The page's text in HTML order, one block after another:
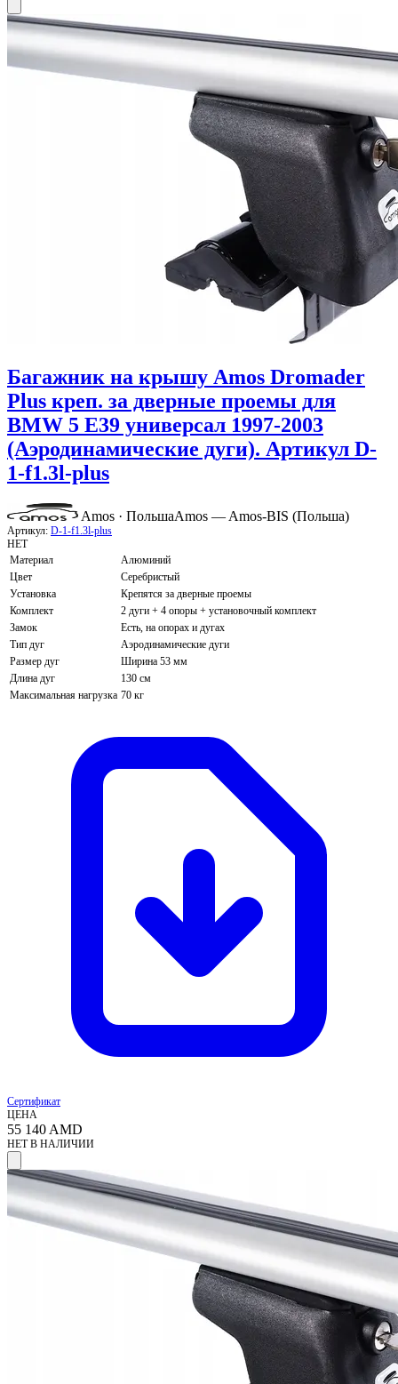
Багажник на крышу Amos Dromader
Plus креп. за дверные проемы для
BMW 5 E39 универсал 1997-2003
(Аэродинамические дуги). Артикул D-
1-f1.3l-plus
Amos · ПольшаAmos — Amos-BIS (Польша)
Артикул: D-1-f1.3l-plus
НЕТ
Материал
Алюминий
Цвет
Серебристый
Установка
Крепятся за дверные проемы
Комплект
2 дуги + 4 опоры + установочный комплект
Замок
Есть, на опорах и дугах
Тип дуг
Аэродинамические дуги
Размер дуг
Ширина 53 мм
Длина дуг
130 см
Максимальная нагрузка 70 кг
Сертификат
ЦЕНА
55 140 AMD
НЕТ В НАЛИЧИИ